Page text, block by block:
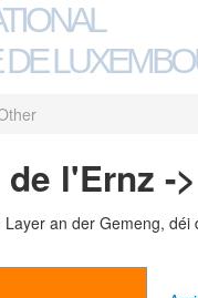
l'Ernz -
an der Gemeng,